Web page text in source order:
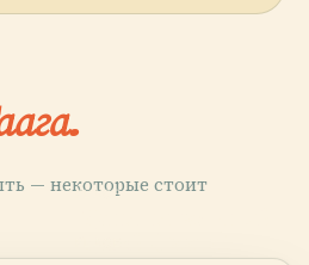
— некоторые стоит
PLACE